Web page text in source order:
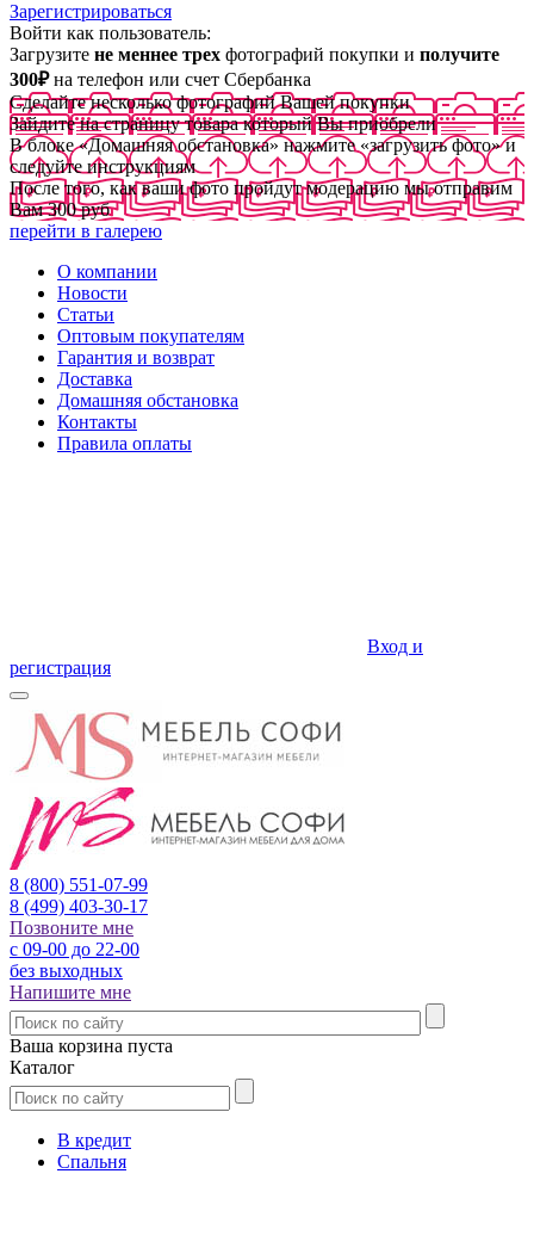
Зарегистрироваться
Войти как пользователь:
Загрузите не меннее трех фотографий покупки и получите
300₽на телефон или счет Сбербанка
Сделайте несколько фотографий Вашей покупки
Зайдите на страницу товара который Вы приобрели
В блоке «Домашняя обстановка» нажмите «загрузить фото» и
следуйте инструкциям
После того, как ваши фото пройдут модерацию мы отправим
Вам 300 руб
перейти в галерею
О компании
Новости
Статьи
Оптовым покупателям
Гарантия и возврат
Доставка
Домашняя обстановка
Контакты
Правила оплаты
Вход и
регистрация
8 (800) 551-07-99
8 (499) 403-30-17
Позвоните мне
с 09-00 до 22-00
без выходных
Напишите мне
Ваша корзина пуста
Каталог
В кредит
Спальня